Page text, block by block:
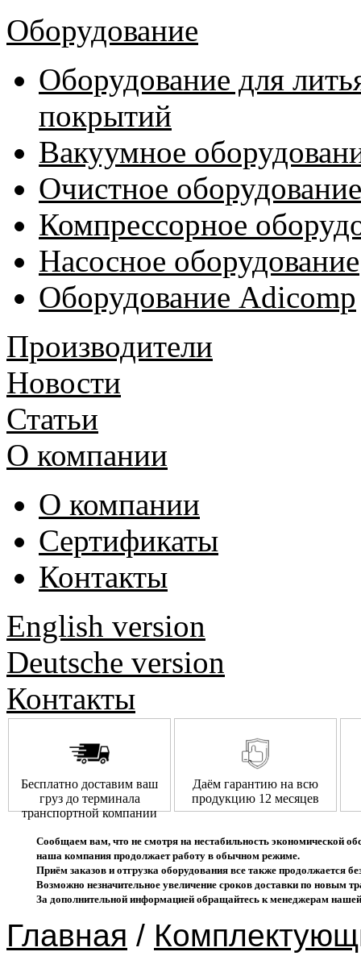
Оборудование
Оборудование для
покрытий
Вакуумное
Очистное оборудование
Компрессорное
Насосное оборудование
Оборудование Adicomp
Производители
Новости
Статьи
О компании
О компании
Сертификаты
Контакты
English version
Deutsche version
Контакты
Бесплатно доставим ваш
груз до терминала
транспортной компании
Даём гарантию на всю
продукцию 12 месяцев
Сообщаем вам, что не смотря на нестабильность экономической
наша компания продолжает работу в обычном режиме.
Приём заказов и отгрузка оборудования все также продолжается
Возможно незначительное увеличение сроков доставки по новым
За дополнительной информацией обращайтесь к менеджерам
Главная /